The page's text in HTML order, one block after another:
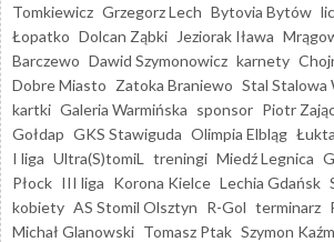
Tomkiewicz Grzegorz Lech Bytovia Bytów
Łopatko Dolcan Ząbki Jeziorak Iława
Barczewo Dawid Szymonowicz karnety
Dobre Miasto Zatoka Braniewo Stal Stalowa
kartki Galeria Warmińska sponsor Piotr
Gołdap GKS Stawiguda Olimpia Elbląg Łukta
I liga Ultra(S)tomiL treningi Miedź Legnica
Płock III liga Korona Kielce Lechia Gdańsk
kobiety AS Stomil Olsztyn R-Gol terminarz
Michał Glanowski Tomasz Ptak Szymon